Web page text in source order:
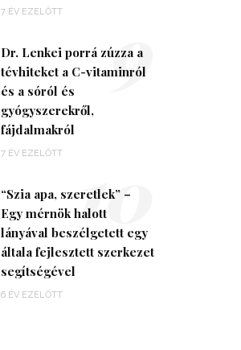
7 ÉV EZELŐTT
Dr. Lenkei porrá zúzza a
tévhiteket a C-vitaminról
és a sóról és
gyógyszerekről,
fájdalmakról
7 ÉV EZELŐTT
9
“Szia apa, szeretlek” –
Egy mérnök halott
lányával beszélgetett egy
általa fejlesztett szerkezet
segítségével
6 ÉV EZELŐTT
10